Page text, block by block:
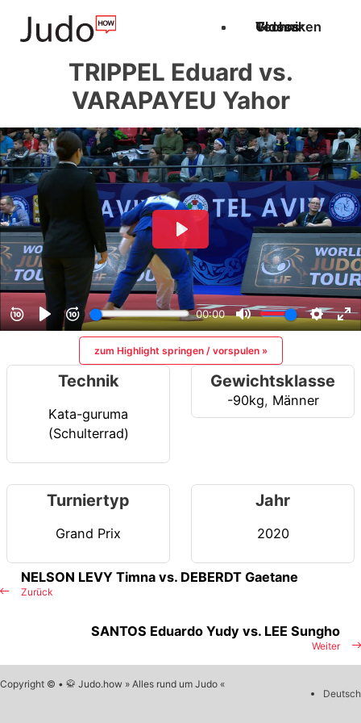
Techniken
Videos
Glossar
TRIPPEL Eduard vs.
VARAPAYEU Yahor
zum Highlight springen / vorspulen »
Technik
Kata-guruma
(Schulterrad)
Gewichtsklasse
-90kg, Männer
Turniertyp
Grand Prix
Jahr
2020
Zurück
NELSON LEVY Timna vs. DEBERDT Gaetane
Weiter
SANTOS Eduardo Yudy vs. LEE Sungho
Copyright © • 🥋 Judo.how » Alles rund um Judo «
Deutsch